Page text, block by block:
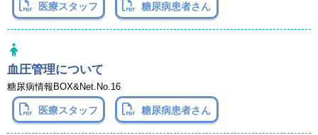
医療スタッフ 糖尿病患者さん
血圧管理について
糖尿病情報BOX&Net.No.16
医療スタッフ 糖尿病患者さん